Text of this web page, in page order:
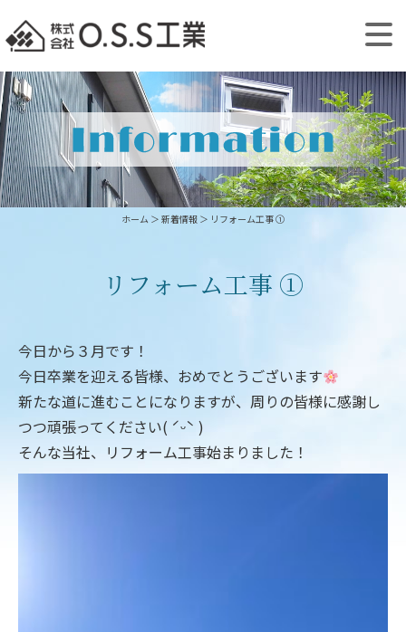
ホーム ＞ 新着情報 ＞ リフォーム工事 ①
リフォーム工事 ①
今日から３月です！
今日卒業を迎える皆様、おめでとうございます
新たな道に進むことになりますが、周りの皆様に感謝し
つつ頑張ってください( ˊᵕˋ )
そんな当社、リフォーム工事始まりました！